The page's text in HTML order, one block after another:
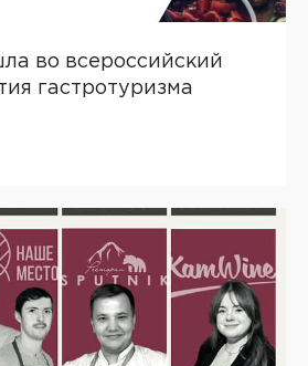
во всероссийский
гастротуризма